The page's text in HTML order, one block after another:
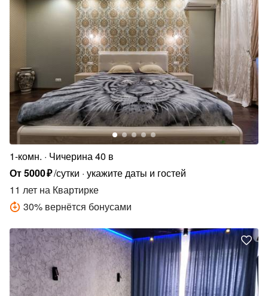
1-комн.
Чичерина 40 в
От5000₽/сутки укажите даты и гостей
11 лет на Квартирке
30% вернётся бонусами